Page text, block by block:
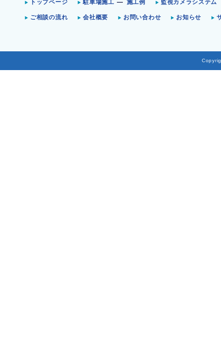
トップページ 駐車場施工 施工例 監視カメラシステム
ご相談の流れ 会社概要 お問い合わせ お知らせ